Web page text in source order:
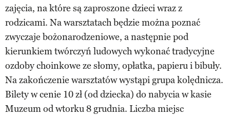
zajęcia, na które są zaproszone dzieci wraz z
rodzicami. Na warsztatach będzie można poznać
zwyczaje bożonarodzeniowe, a następnie pod
kierunkiem twórczyń ludowych wykonać tradycyjne
ozdoby choinkowe ze słomy, opłatka, papieru i bibuły.
Na zakończenie warsztatów wystąpi grupa kolędnicza.
Bilety w cenie 10 zł (od dziecka) do nabycia w kasie
Muzeum od wtorku 8 grudnia. Liczba miejsc